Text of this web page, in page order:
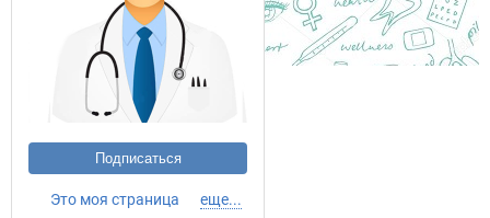
Подписаться
Это моя страница еще...